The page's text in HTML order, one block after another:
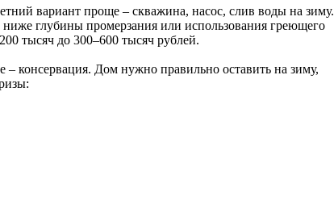
вариант проще – скважина, насос, слив воды на зиму.
глубины промерзания или использования греющего
тысяч до 300–600 тысяч рублей.
– консервация. Дом нужно правильно оставить на зиму,